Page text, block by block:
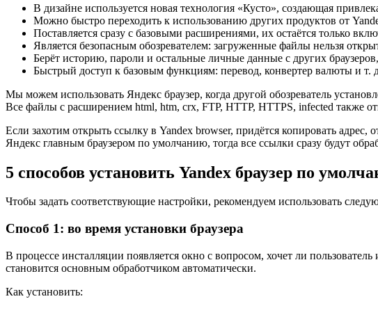
В дизайне используется новая технология «Кусто», создающая
Можно быстро переходить к использованию других продуктов от
Поставляется сразу с базовыми расширениями, их остаётся только
Является безопасным обозревателем: загруженные файлы нельзя
Берёт историю, пароли и остальные личные данные с других
Быстрый доступ к базовым функциям: перевод, конвертер валюты и т.
Мы можем использовать Яндекс браузер, когда другой обозреватель
Все файлы с расширением html, htm, crx, FTP, HTTP, HTTPS, infected также
Если захотим открыть ссылку в Yandex browser, придётся копировать адрес,
Яндекс главным браузером по умолчанию, тогда все ссылки сразу будут
5 способов установить Yandex браузер по
Чтобы задать соответствующие настройки, рекомендуем использовать
Способ 1: во время установки браузера
В процессе инсталляции появляется окно с вопросом, хочет ли
становится основным обработчиком автоматически.
Как установить: